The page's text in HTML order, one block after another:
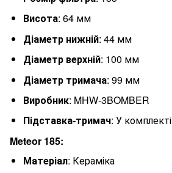
Висота: 64 мм
Діаметр нижній: 44 мм
Діаметр верхній: 100 мм
Діаметр тримача: 99 мм
Виробник: MHW-3BOMBER
Підставка-тримач: У комплекті
Meteor 185:
Матеріал: Кераміка